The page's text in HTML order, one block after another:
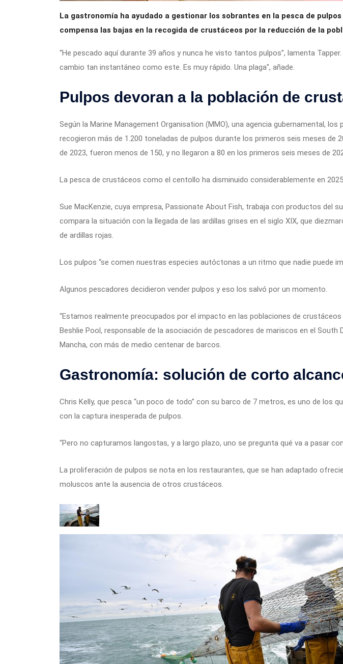
La gastronomía ha ayudado a gestionar los sobrantes en la pesca de pulpos
compensa las bajas en la recogida de crustáceos por la reducción de la
“He pescado aquí durante 39 años y nunca he visto tantos pulpos”, lamenta
cambio tan instantáneo como este. Es muy rápido. Una plaga”, añade.
Pulpos devoran a la población de
Según la Marine Management Organisation (MMO), una agencia gubernamental,
recogieron más de 1.200 toneladas de pulpos durante los primeros seis meses de
de 2023, fueron menos de 150, y no llegaron a 80 en los primeros seis meses de
La pesca de crustáceos como el centollo ha disminuido considerablemente en
Sue MacKenzie, cuya empresa, Passionate About Fish, trabaja con productos del
compara la situación con la llegada de las ardillas grises en el siglo XIX, que
de ardillas rojas.
Los pulpos “se comen nuestras especies autóctonas a un ritmo que nadie puede
Algunos pescadores decidieron vender pulpos y eso los salvó por un momento.
“Estamos realmente preocupados por el impacto en las poblaciones de crustáceos
Beshlie Pool, responsable de la asociación de pescadores de mariscos en el South
Mancha, con más de medio centenar de barcos.
Gastronomía: solución de corto
Chris Kelly, que pesca “un poco de todo” con su barco de 7 metros, es uno de los
con la captura inesperada de pulpos.
“Pero no capturamos langostas, y a largo plazo, uno se pregunta qué va a pasar
La proliferación de pulpos se nota en los restaurantes, que se han adaptado
moluscos ante la ausencia de otros crustáceos.